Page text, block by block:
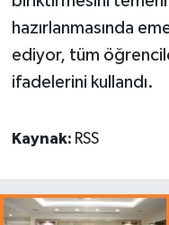
hazırlanmasında
ediyor, tüm
ifadelerini kullandı.
Kaynak: RSS